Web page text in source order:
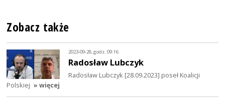
Zobacz także
2023-09-28, godz. 09:16
Radosław Lubczyk
Radosław Lubczyk [28.09.2023] poseł Koalicji
Polskiej » więcej